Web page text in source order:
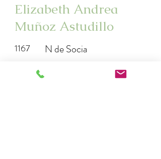
Elizabeth Andrea
Muñoz Astudillo
1167 N de Socia